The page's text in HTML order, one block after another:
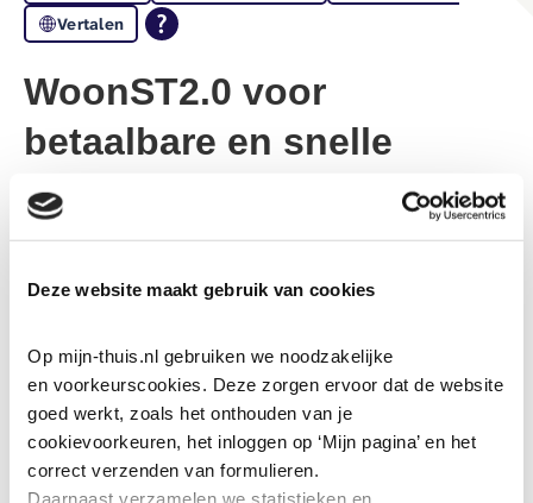
Deze website maakt gebruik van cookies
Op mijn-thuis.nl gebruiken we noodzakelijke
en voorkeurscookies. Deze zorgen ervoor dat de website
goed werkt, zoals het onthouden van je
cookievoorkeuren, het inloggen op ‘Mijn pagina’ en het
correct verzenden van formulieren.
Daarnaast verzamelen we statistieken en
Vertalen
WoonST2.0 voor
betaalbare en snelle
woningbouw
Op 3 juli hebben we als samenwerkende corporaties in
samen met onze nieuwe bouwpartners BAM Wonen en
Hurks de officiële lancering van WoonST2.0
Een volgende fase in de bouwstoom van de
Metropoolregio Eindhoven. Een mooi vervolg na het